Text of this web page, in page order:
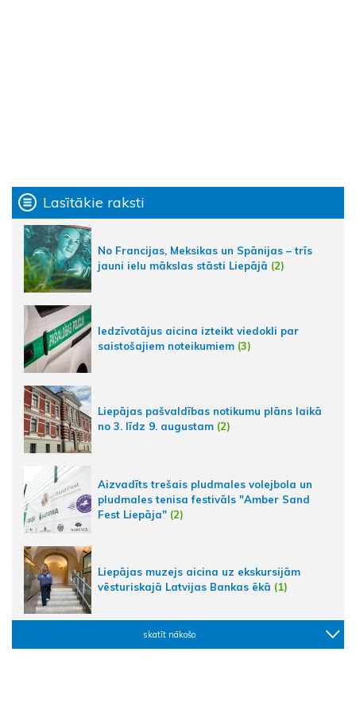
Lasītākie raksti
No Francijas, Meksikas un Spānijas – trīs
jauni ielu mākslas stāsti Liepājā (2)
Iedzīvotājus aicina izteikt viedokli par
saistošajiem noteikumiem (3)
Liepājas pašvaldības notikumu plāns laikā
no 3. līdz 9. augustam (2)
Aizvadīts trešais pludmales volejbola un
pludmales tenisa festivāls "Amber Sand
Fest Liepāja" (2)
Liepājas muzejs aicina uz ekskursijām
vēsturiskajā Latvijas Bankas ēkā (1)
skatīt nākošo